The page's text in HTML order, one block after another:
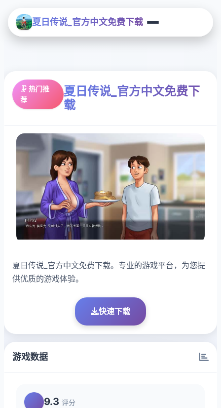
夏日传说_官方中文免费下载
🗜️ 热门推
荐
夏日传说_官方中文免费下
载
夏日传说_官方中文免费下载。专业的游戏平台，为您提
供优质的游戏体验。
快速下载
游戏数据
9.3 评分